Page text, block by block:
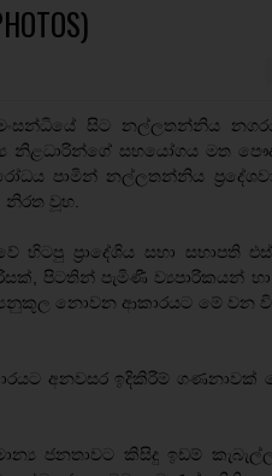
මංසන්ධියේ සිට නල්ලතන්නිය
නිළධාරින්ගේ සහයෝගය මත
පාමින් නල්ලතන්නිය
වූහ.
හිටපු ප්‍රාදේශිය සභා සභාපති
පිටතින් පැමිණී ව්‍යපාරිකයන් හා
නොවන ආකාරයට මේ වන
අනවසර ඉදිකිරීම්
ජනතාවට කිසිදු ඉඩම්